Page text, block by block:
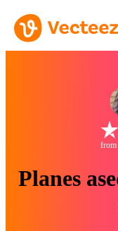
from
Planes